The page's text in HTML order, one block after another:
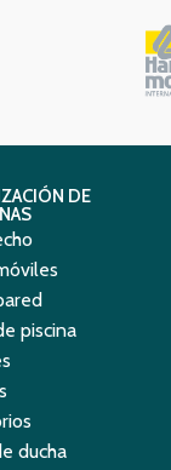
DE
piscina
ducha